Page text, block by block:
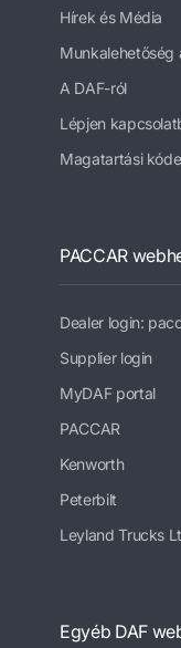
Hírek és Média
Munkalehetőség
A DAF-ról
Lépjen
Magatartási
PACCAR
Dealer login:
Supplier login
MyDAF portal
PACCAR
Kenworth
Peterbilt
Leyland Trucks
Egyéb DAF